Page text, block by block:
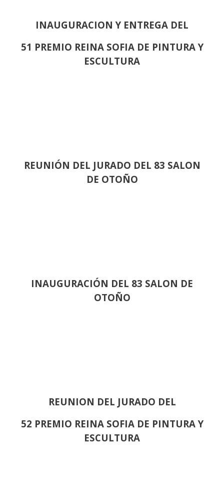
INAUGURACION Y ENTREGA DEL
51 PREMIO REINA SOFIA DE PINTURA Y
ESCULTURA
REUNIÓN DEL JURADO DEL 83 SALON
DE OTOÑO
INAUGURACIÓN DEL 83 SALON DE
OTOÑO
REUNION DEL JURADO DEL
52 PREMIO REINA SOFIA DE PINTURA Y
ESCULTURA